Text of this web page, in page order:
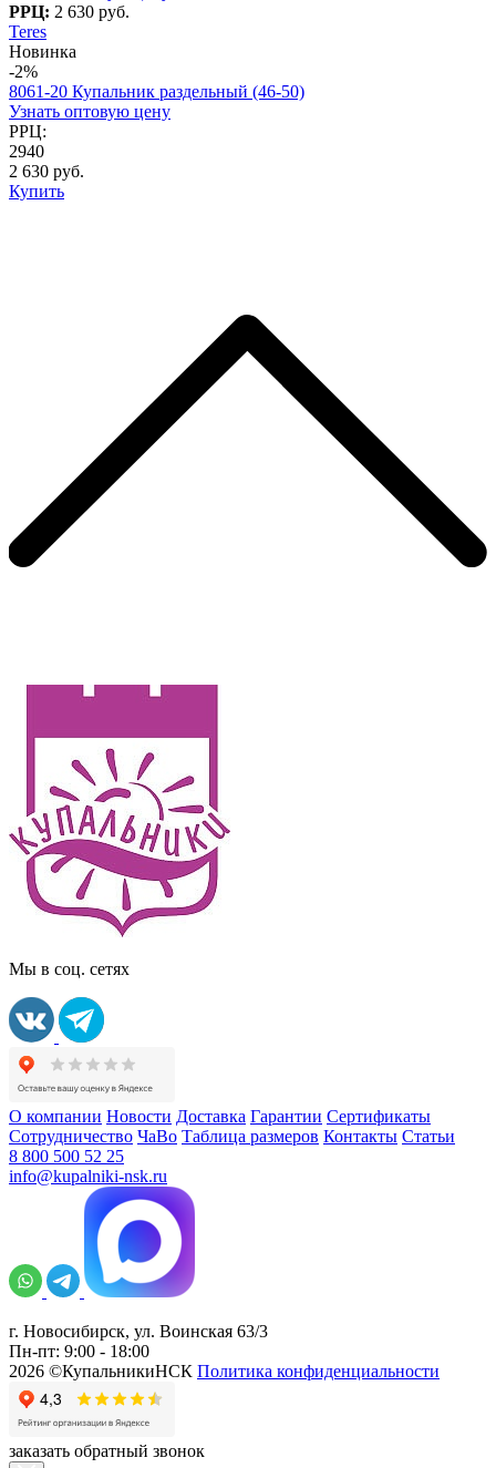
РРЦ: 2 630 руб.
Teres
Новинка
-2%
8061-20 Купальник раздельный (46-50)
Узнать оптовую цену
РРЦ:
2940
2 630 руб.
Купить
Мы в соц. сетях
О компании Новости Доставка Гарантии Сертификаты
Сотрудничество ЧаВо Таблица размеров Контакты Статьи
8 800 500 52 25
info@kupalniki-nsk.ru
г. Новосибирск, ул. Воинская 63/3
Пн-пт: 9:00 - 18:00
2026 ©КупальникиНСК Политика конфиденциальности
заказать обратный звонок